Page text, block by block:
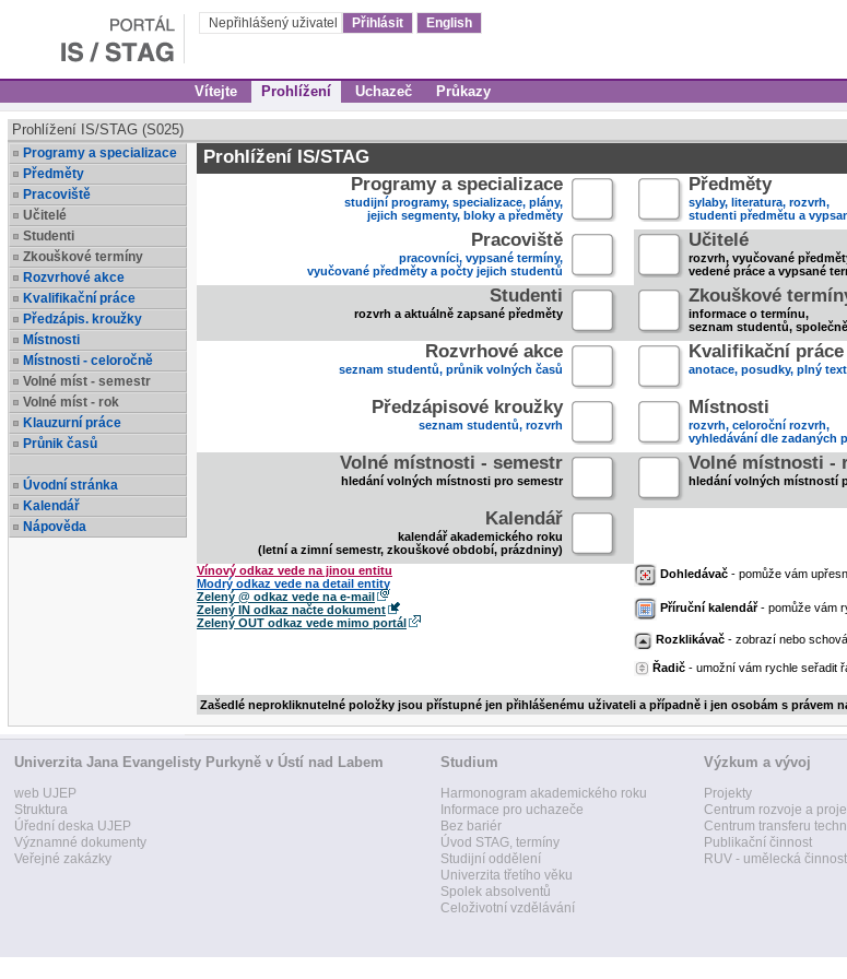
Nepřihlášený uživatel Přihlásit English
Vítejte Prohlížení Uchazeč Průkazy
Prohlížení IS/STAG (S025)
Programy a specializace
Předměty
Pracoviště
Učitelé
Studenti
Zkouškové termíny
Rozvrhové akce
Kvalifikační práce
Předzápis. kroužky
Místnosti
Místnosti - celoročně
Volné míst - semestr
Volné míst - rok
Klauzurní práce
Průnik časů
Úvodní stránka
Kalendář
Nápověda
Prohlížení IS/STAG
Programy a specializace
studijní programy, specializace, plány,
jejich segmenty, bloky a předměty
Předměty
sylaby, literatura, rozvrh,
studenti předmětu a
Pracoviště
pracovníci, vypsané termíny,
vyučované předměty a počty jejich studentů
Učitelé
rozvrh, vyučované
vedené práce a vypsané
Studenti
rozvrh a aktuálně zapsané předměty
Zkouškové
informace o termínu,
seznam studentů,
Rozvrhové akce
seznam studentů, průnik volných časů
Kvalifikační práce
anotace, posudky, plný
Předzápisové kroužky
seznam studentů, rozvrh
Místnosti
rozvrh, celoroční rozvrh,
vyhledávání dle zadaných
Volné místnosti - semestr
hledání volných místnosti pro semestr
Volné místnosti -
hledání volných místností
Kalendář
kalendář akademického roku
(letní a zimní semestr, zkouškové období, prázdniny)
Vínový odkaz vede na jinou entitu
Modrý odkaz vede na detail entity
Zelený @ odkaz vede na e-mail
Zelený IN odkaz načte dokument
Zelený OUT odkaz vede mimo portál
Dohledávač - pomůže vám
Příruční kalendář- pomůže vám
Rozklikávač - zobrazí nebo
Řadič - umožní vám rychle seřadit
Zašedlé neprokliknutelné položky jsou přístupné jen přihlášenému uživateli a případně i jen osobám s právem
Univerzita Jana Evangelisty Purkyně v Ústí nad Labem
web UJEP
Struktura
Úřední deska UJEP
Významné dokumenty
Veřejné zakázky
Studium
Harmonogram akademického roku
Informace pro uchazeče
Bez bariér
Úvod STAG, termíny
Studijní oddělení
Univerzita třetího věku
Spolek absolventů
Celoživotní vzdělávání
Výzkum a vývoj
Projekty
Centrum rozvoje a
Centrum transferu
Publikační činnost
RUV - umělecká činnost